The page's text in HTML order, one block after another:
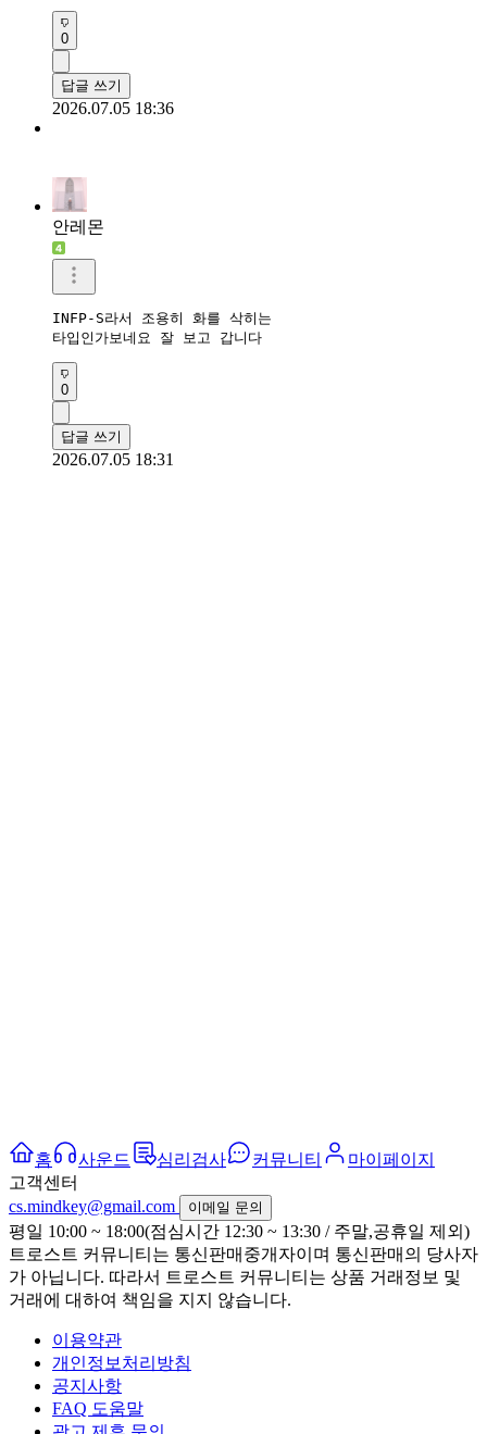
0
답글 쓰기
2026.07.05 18:36
안레몬
INFP-S라서 조용히 화를 삭히는
타입인가보네요 잘 보고 갑니다
0
답글 쓰기
2026.07.05 18:31
홈 사운드 심리검사 커뮤니티
마이페이지
고객센터
cs.mindkey@gmail.com
이메일 문의
평일 10:00 ~ 18:00(점심시간 12:30 ~ 13:30 / 주말,공휴일 제외)
트로스트 커뮤니티는 통신판매중개자이며 통신판매의 당사자
가 아닙니다. 따라서 트로스트 커뮤니티는 상품 거래정보 및
거래에 대하여 책임을 지지 않습니다.
이용약관
개인정보처리방침
공지사항
FAQ 도움말